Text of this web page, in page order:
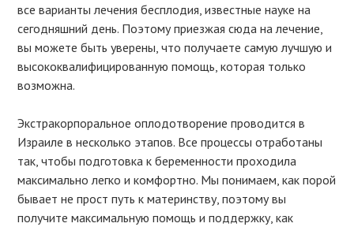
все варианты лечения бесплодия, известные науке на
сегодняшний день. Поэтому приезжая сюда на лечение,
вы можете быть уверены, что получаете самую лучшую и
высококвалифицированную помощь, которая только
возможна.
Экстракорпоральное оплодотворение проводится в
Израиле в несколько этапов. Все процессы отработаны
так, чтобы подготовка к беременности проходила
максимально легко и комфортно. Мы понимаем, как порой
бывает не прост путь к материнству, поэтому вы
получите максимальную помощь и поддержку, как